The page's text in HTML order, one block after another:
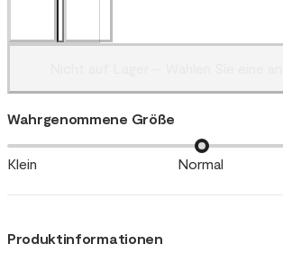
Wahrgenommene Größe
Klein Normal
Produktinformationen